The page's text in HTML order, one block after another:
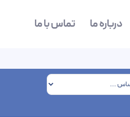
درباره ما تماس با ما